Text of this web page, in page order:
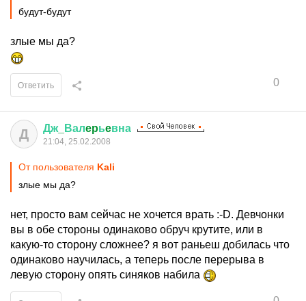
будут-будут
злые мы да?
0
Ответить
Д Дж_ Валepьeвна
21:04, 25.02.2008
От пользователя Kali
злые мы да?
нет, просто вам сейчас не хочется врать :-D. Девчонки
вы в обе стороны одинаково обруч крутите, или в
какую-то сторону сложнее? я вот раньеш добилась что
одинаково научилась, а теперь после перерыва в
левую сторону опять синяков набила